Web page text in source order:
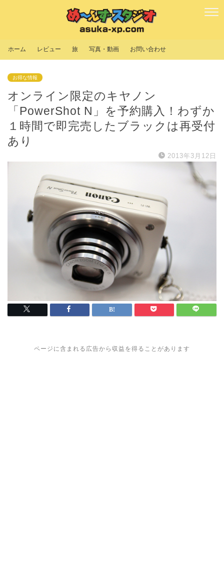
ホーム レビュー 旅 写真・動画 お問い合わせ
お得な情報
オンライン限定のキヤノン
「PowerShot N」を予約購入！わずか
１時間で即完売したブラックは再受付
あり
2013年3月12日
ページに含まれる広告から収益を得ることがあります